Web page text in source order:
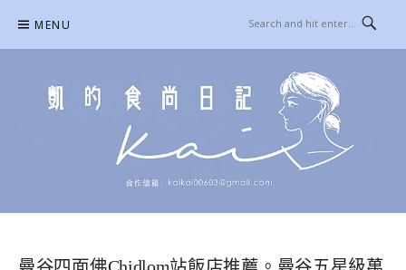
content
MENU